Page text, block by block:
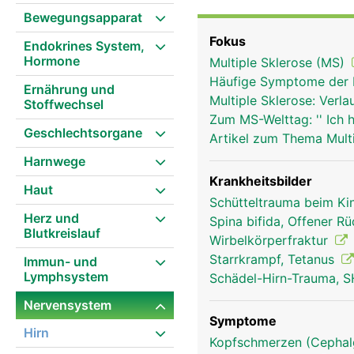
Bewegungsapparat
Endokrines System,
Hormone
Ernährung und
Stoffwechsel
Geschlechtsorgane
Harnwege
Haut
Herz und
Blutkreislauf
Immun- und
Lymphsystem
Nervensystem
Hirn
Rückenmark besteht
Substanz, die im
gebildet wird. Die
die langen
(Liquor) und von drei
eine gut durchblutete
innere Haut.
Fokus
Multiple Sklerose (MS)
Häufige Symptome der
Multiple Sklerose:
Zum MS-Welttag: '' Ich
Artikel zum Thema
Krankheitsbilder
Schütteltrauma beim
Spina bifida, Offener
Wirbelkörperfraktur
Starrkrampf, Tetanus
Schädel-Hirn-Trauma,
Symptome
Kopfschmerzen